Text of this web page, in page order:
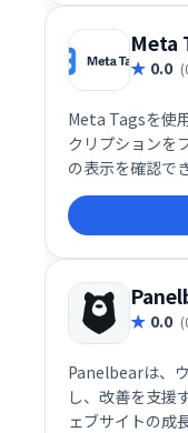
Meta
0.0
Meta Tagsを使
クリプションを
の表示を確認で
のシェア効果
コンテンツ作成
適化し、集客効
0.0
Panelbearは、
し、改善を支援
ェブサイトの成